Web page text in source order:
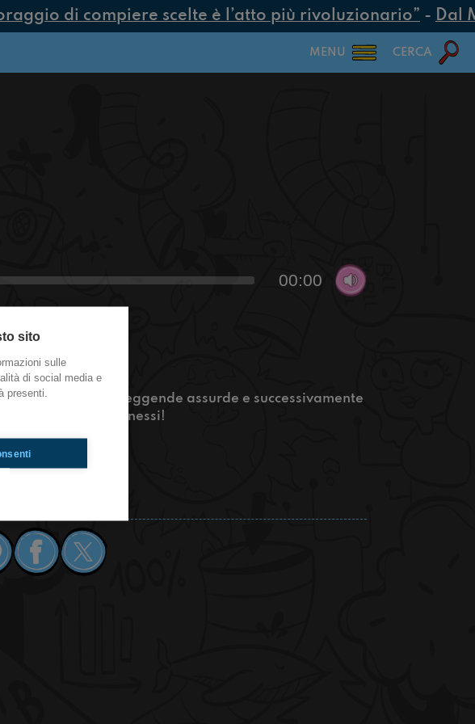
di compiere scelte è l’atto più rivoluzionario”- Dal
MENU CERCA
00:00
più strane
di alcune leggende assurde e successivamente
restate connessi!
sito
sulle
di social media e
presenti.